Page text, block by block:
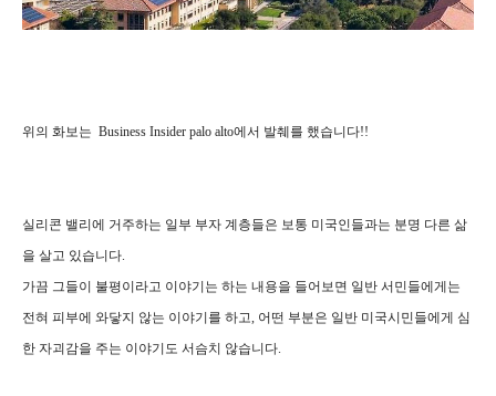
위의 화보는 Business Insider palo alto에서 발췌를 했습니다!!
실리콘 밸리에 거주하는 일부 부자 계층들은 보통 미국인들과는 분명 다른 삶
을 살고 있습니다.
가끔 그들이 불평이라고 이야기는 하는 내용을 들어보면 일반 서민들에게는
전혀 피부에 와닿지 않는 이야기를 하고, 어떤 부분은 일반 미국시민들에게 심
한 자괴감을 주는 이야기도 서슴치 않습니다.